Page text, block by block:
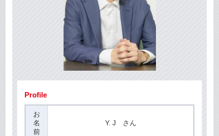
Profile
お
名
前
Y. J さん